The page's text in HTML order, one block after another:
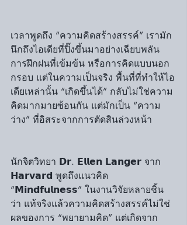
เวลาพูดถึง “ความคิดสร้างสรรค์” เรามัก
นึกถึงไอเดียที่ปิ๊งขึ้นมาอย่างเฉียบพลัน
การฝึกฝนที่เข้มข้น หรือการคิดแบบนอก
กรอบ แต่ในความเป็นจริง พื้นที่ที่ทำให้ไอ
เดียเหล่านั้น “เกิดขึ้นได้” กลับไม่ใช่ความ
คิดมากมายซ้อนกัน แต่มักเป็น “ความ
ว่าง” ที่อิสระจากการตัดสินล่วงหน้า
นักจิตวิทยา 𝗗𝗿. 𝗘𝗹𝗹𝗲𝗻 𝗟𝗮𝗻𝗴𝗲𝗿 จาก
𝗛𝗮𝗿𝘃𝗮𝗿𝗱 พูดถึงแนวคิด
“𝗠𝗶𝗻𝗱𝗳𝘂𝗹𝗻𝗲𝘀𝘀” ในงานวิจัยหลายชิ้น
ว่า แท้จริงแล้วความคิดสร้างสรรค์ไม่ใช่
ผลของการ “พยายามคิด” แต่เกิดจาก